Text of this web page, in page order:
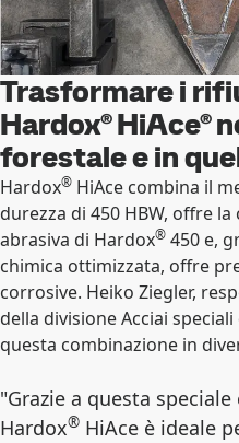
Trasformare i
Hardox® HiAce®
forestale e in
Hardox® HiAce combina il
durezza di 450 HBW, offre
abrasiva di Hardox® 450 e,
chimica ottimizzata, offre
corrosive. Heiko Ziegler,
della divisione Acciai
questa combinazione in
"Grazie a questa
Hardox® HiAce è ideale